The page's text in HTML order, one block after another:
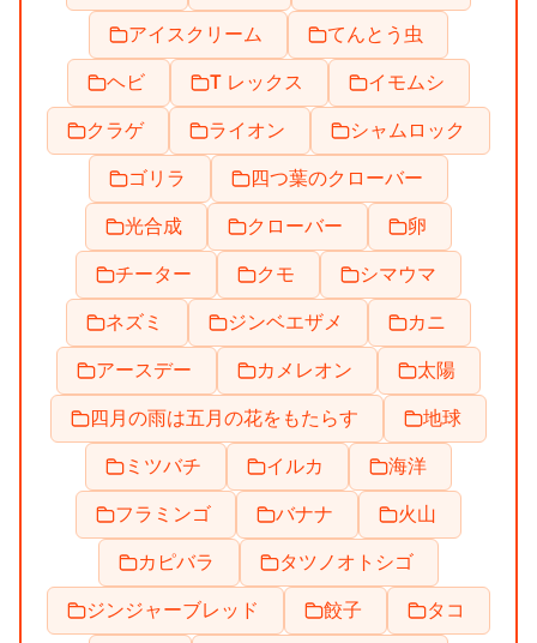
アイスクリーム
てんとう虫
ヘビ
T レックス
イモムシ
クラゲ
ライオン
シャムロック
ゴリラ
四つ葉のクローバー
光合成
クローバー
卵
チーター
クモ
シマウマ
ネズミ
ジンベエザメ
カニ
アースデー
カメレオン
太陽
四月の雨は五月の花をもたらす
地球
ミツバチ
イルカ
海洋
フラミンゴ
バナナ
火山
カピバラ
タツノオトシゴ
ジンジャーブレッド
餃子
タコ